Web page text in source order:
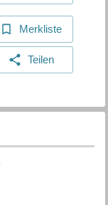
Merkliste
Teilen